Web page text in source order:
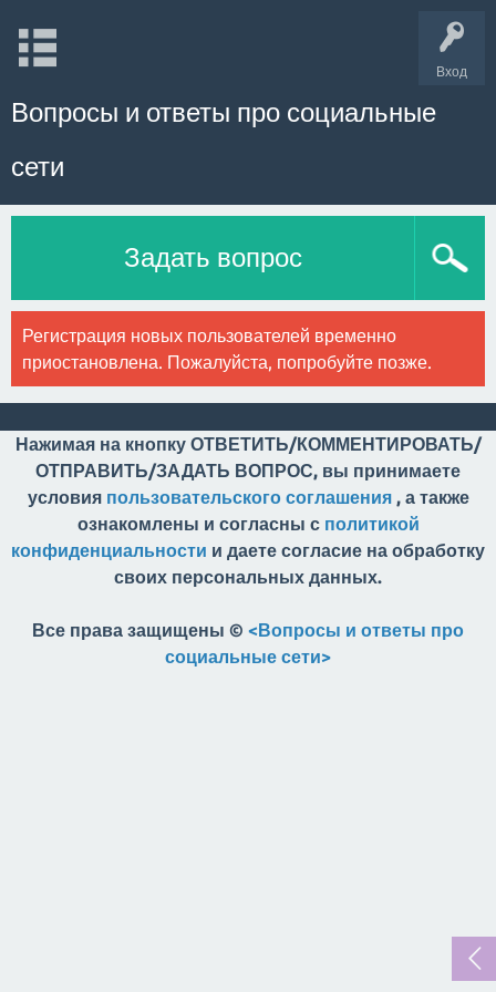
Вход
Вопросы и ответы про социальные
сети
Задать вопрос
Регистрация новых пользователей временно
приостановлена. Пожалуйста, попробуйте позже.
Нажимая на кнопку ОТВЕТИТЬ/КОММЕНТИРОВАТЬ/
ОТПРАВИТЬ/ЗАДАТЬ ВОПРОС, вы принимаете
условия пользовательского соглашения, а также
ознакомлены и согласны с политикой
конфиденциальности и даете согласие на обработку
своих персональных данных.
Все права защищены © <Вопросы и ответы про
социальные сети>